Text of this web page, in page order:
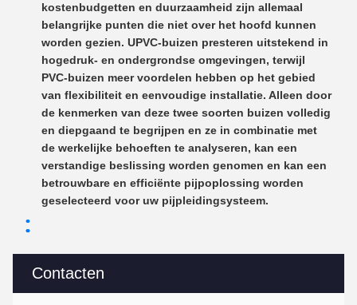
Contacten
kostenbudgetten en duurzaamheid zijn allemaal
belangrijke punten die niet over het hoofd kunnen
worden gezien. UPVC-buizen presteren uitstekend in
hogedruk- en ondergrondse omgevingen, terwijl
PVC-buizen meer voordelen hebben op het gebied
van flexibiliteit en eenvoudige installatie. Alleen door
de kenmerken van deze twee soorten buizen volledig
en diepgaand te begrijpen en ze in combinatie met
de werkelijke behoeften te analyseren, kan een
verstandige beslissing worden genomen en kan een
betrouwbare en efficiënte pijpoplossing worden
geselecteerd voor uw pijpleidingsysteem.